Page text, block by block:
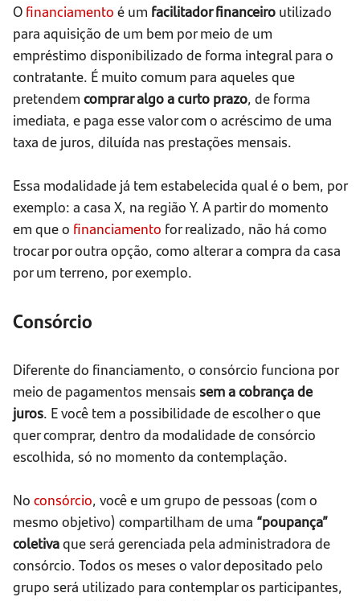
O financiamento é um facilitador financeiro utilizado
para aquisição de um bem por meio de um
empréstimo disponibilizado de forma integral para o
contratante. É muito comum para aqueles que
pretendem comprar algo a curto prazo, de forma
imediata, e paga esse valor com o acréscimo de uma
taxa de juros, diluída nas prestações mensais.
Essa modalidade já tem estabelecida qual é o bem, por
exemplo: a casa X, na região Y. A partir do momento
em que o financiamento for realizado, não há como
trocar por outra opção, como alterar a compra da casa
por um terreno, por exemplo.
Consórcio
Diferente do financiamento, o consórcio funciona por
meio de pagamentos mensais sem a cobrança de
juros. E você tem a possibilidade de escolher o que
quer comprar, dentro da modalidade de consórcio
escolhida, só no momento da contemplação.
No consórcio, você e um grupo de pessoas (com o
mesmo objetivo) compartilham de uma “poupança”
coletivaque será gerenciada pela administradora de
consórcio. Todos os meses o valor depositado pelo
grupo será utilizado para contemplar os participantes,